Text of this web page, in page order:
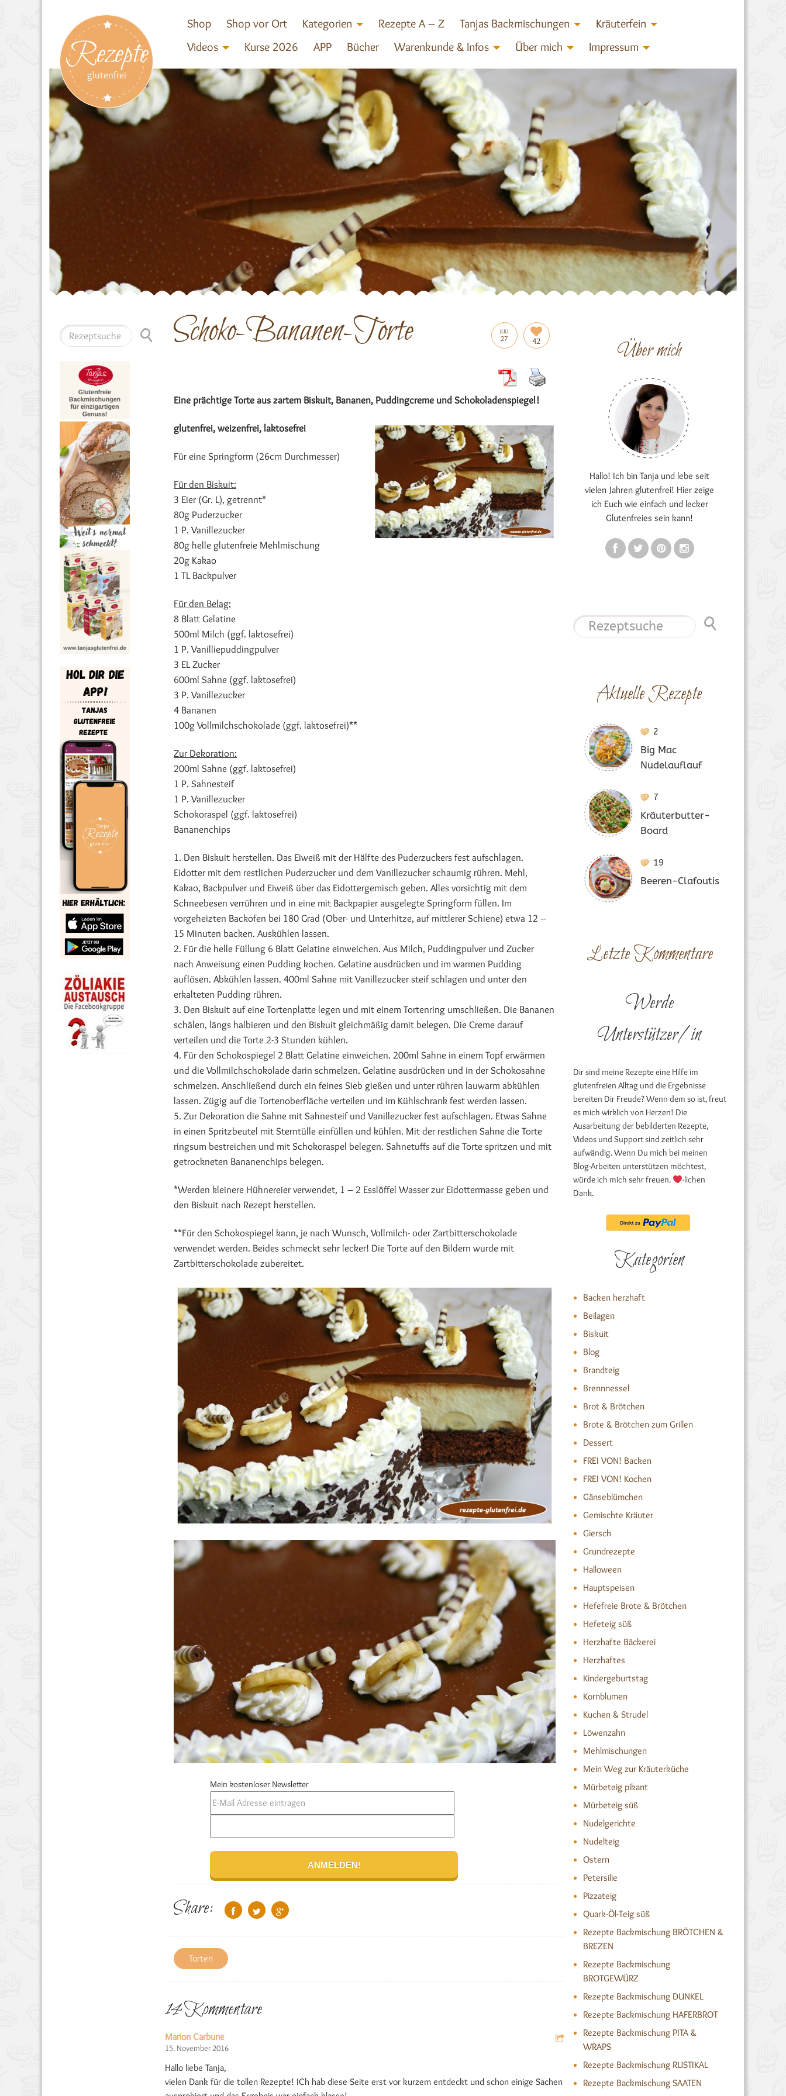
Rezepte
glutenfrei
Shop Shop vor Ort Kategorien Rezepte A – Z Tanjas Backmischungen
Kräuterfein
Videos
Kurse 2026 APP Bücher Warenkunde & Infos Über mich Impressum
JULI
27 42
Schoko-Bananen-Torte
Eine prächtige Torte aus zartem Biskuit, Bananen, Puddingcreme und Schokoladenspiegel!
glutenfrei, weizenfrei, laktosefrei
Für eine Springform (26cm Durchmesser)
Für den Biskuit:
3 Eier (Gr. L), getrennt*
80g Puderzucker
1 P. Vanillezucker
80g helle glutenfreie Mehlmischung
20g Kakao
1 TL Backpulver
Für den Belag:
8 Blatt Gelatine
500ml Milch (ggf. laktosefrei)
1 P. Vanilliepuddingpulver
3 EL Zucker
600ml Sahne (ggf. laktosefrei)
3 P. Vanillezucker
4 Bananen
100g Vollmilchschokolade (ggf. laktosefrei)**
Zur Dekoration:
200ml Sahne (ggf. laktosefrei)
1 P. Sahnesteif
1 P. Vanillezucker
Schokoraspel (ggf. laktosefrei)
Bananenchips
1. Den Biskuit herstellen. Das Eiweiß mit der Hälfte des Puderzuckers fest aufschlagen.
Eidotter mit dem restlichen Puderzucker und dem Vanillezucker schaumig rühren. Mehl,
Kakao, Backpulver und Eiweiß über das Eidottergemisch geben. Alles vorsichtig mit dem
Schneebesen verrühren und in eine mit Backpapier ausgelegte Springform füllen. Im
vorgeheizten Backofen bei 180 Grad (Ober- und Unterhitze, auf mittlerer Schiene) etwa 12 –
15 Minuten backen. Auskühlen lassen.
2. Für die helle Füllung 6 Blatt Gelatine einweichen. Aus Milch, Puddingpulver und Zucker
nach Anweisung einen Pudding kochen. Gelatine ausdrücken und im warmen Pudding
auflösen. Abkühlen lassen. 400ml Sahne mit Vanillezucker steif schlagen und unter den
erkalteten Pudding rühren.
3. Den Biskuit auf eine Tortenplatte legen und mit einem Tortenring umschließen. Die Bananen
schälen, längs halbieren und den Biskuit gleichmäßig damit belegen. Die Creme darauf
verteilen und die Torte 2-3 Stunden kühlen.
4. Für den Schokospiegel 2 Blatt Gelatine einweichen. 200ml Sahne in einem Topf erwärmen
und die Vollmilchschokolade darin schmelzen. Gelatine ausdrücken und in der Schokosahne
schmelzen. Anschließend durch ein feines Sieb gießen und unter rühren lauwarm abkühlen
lassen. Zügig auf die Tortenoberfläche verteilen und im Kühlschrank fest werden lassen.
5. Zur Dekoration die Sahne mit Sahnesteif und Vanillezucker fest aufschlagen. Etwas Sahne
in einen Spritzbeutel mit Sterntülle einfüllen und kühlen. Mit der restlichen Sahne die Torte
ringsum bestreichen und mit Schokoraspel belegen. Sahnetuffs auf die Torte spritzen und mit
getrockneten Bananenchips belegen.
*Werden kleinere Hühnereier verwendet, 1 – 2 Esslöffel Wasser zur Eidottermasse geben und
den Biskuit nach Rezept herstellen.
**Für den Schokospiegel kann, je nach Wunsch, Vollmilch- oder Zartbitterschokolade
verwendet werden. Beides schmeckt sehr lecker! Die Torte auf den Bildern wurde mit
Zartbitterschokolade zubereitet.
Mein kostenloser Newsletter
Share:
Torten
14 Kommentare
Marion Carbune
15. November 2016
Hallo liebe Tanja,
vielen Dank für die tollen Rezepte! ICh hab diese Seite erst vor kurzem entdeckt und schon einige Sachen
Über mich
Hallo! Ich bin Tanja und lebe seit
vielen Jahren glutenfrei! Hier zeige
ich Euch wie einfach und lecker
Glutenfreies sein kann!
Aktuelle Rezepte
2
Big Mac
Nudelauflauf
7
Kräuterbutter-
Board
19
Beeren-Clafoutis
Letzte Kommentare
Werde
Unterstützer/in
Dir sind meine Rezepte eine Hilfe im
glutenfreien Alltag und die Ergebnisse
bereiten Dir Freude? Wenn dem so ist, freut
es mich wirklich von Herzen! Die
Ausarbeitung der bebilderten Rezepte,
Videos und Support sind zeitlich sehr
aufwändig. Wenn Du mich bei meinen
Blog-Arbeiten unterstützen möchtest,
würde ich mich sehr freuen.
-lichen
Dank.
Kategorien
Backen herzhaft
Beilagen
Biskuit
Blog
Brandteig
Brennnessel
Brot & Brötchen
Brote & Brötchen zum Grillen
Dessert
FREI VON! Backen
FREI VON! Kochen
Gänseblümchen
Gemischte Kräuter
Giersch
Grundrezepte
Halloween
Hauptspeisen
Hefefreie Brote & Brötchen
Hefeteig süß
Herzhafte Bäckerei
Herzhaftes
Kindergeburtstag
Kornblumen
Kuchen & Strudel
Löwenzahn
Mehlmischungen
Mein Weg zur Kräuterküche
Mürbeteig pikant
Mürbeteig süß
Nudelgerichte
Nudelteig
Ostern
Petersilie
Pizzateig
Quark-Öl-Teig süß
Rezepte Backmischung BRÖTCHEN &
BREZEN
Rezepte Backmischung
BROTGEWÜRZ
Rezepte Backmischung DUNKEL
Rezepte Backmischung HAFERBROT
Rezepte Backmischung PITA &
WRAPS
Rezepte Backmischung RUSTIKAL
Rezepte Backmischung SAATEN